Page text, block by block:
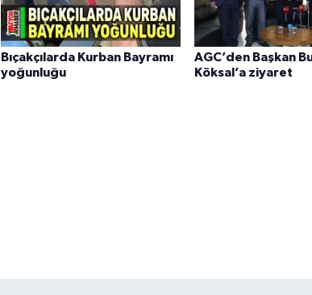
Bıçakçılarda Kurban Bayramı
yoğunluğu
AGC’den Başkan
Köksal’a ziyaret